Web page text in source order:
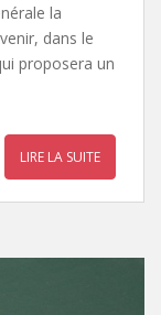
la
dans le
proposera un
LIRE LA SUITE